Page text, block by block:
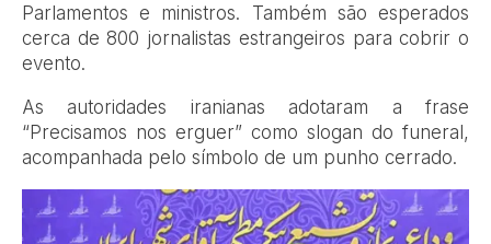
Parlamentos e ministros. Também são esperados
cerca de 800 jornalistas estrangeiros para cobrir o
evento.
As autoridades iranianas adotaram a frase
“Precisamos nos erguer” como slogan do funeral,
acompanhada pelo símbolo de um punho cerrado.